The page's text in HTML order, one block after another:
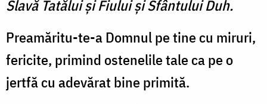
Slavă Tatălui şi Fiului şi Sfântului Duh.
Preamăritu-te-a Domnul pe tine cu miruri,
fericite, primind ostenelile tale ca pe o
jertfă cu ade­vărat bine primită.